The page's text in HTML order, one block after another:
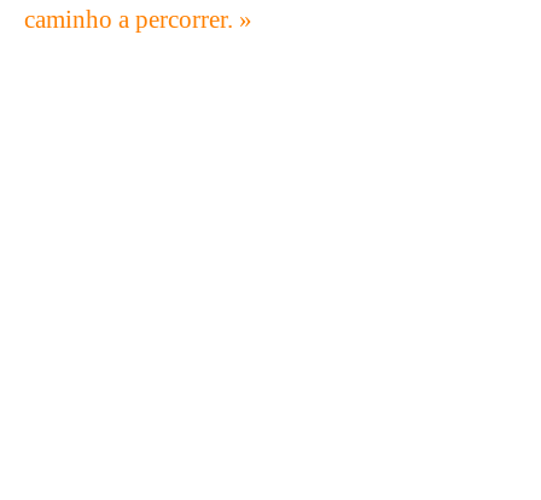
caminho a percorrer. »